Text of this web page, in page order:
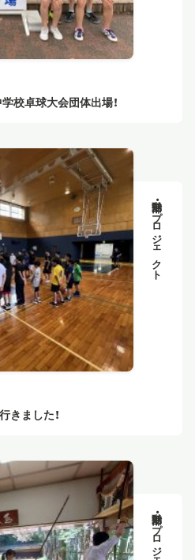
校卓球大会団体出場！
部活動・プロジェクト
きました！